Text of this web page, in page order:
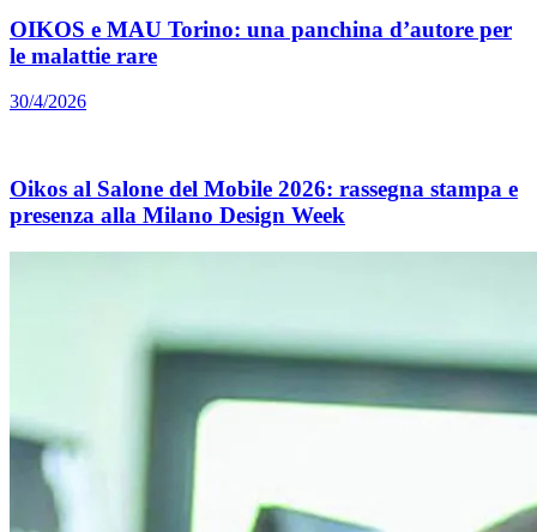
OIKOS e MAU Torino: una panchina d’autore per
le malattie rare
30/4/2026
Oikos al Salone del Mobile 2026: rassegna stampa e
presenza alla Milano Design Week